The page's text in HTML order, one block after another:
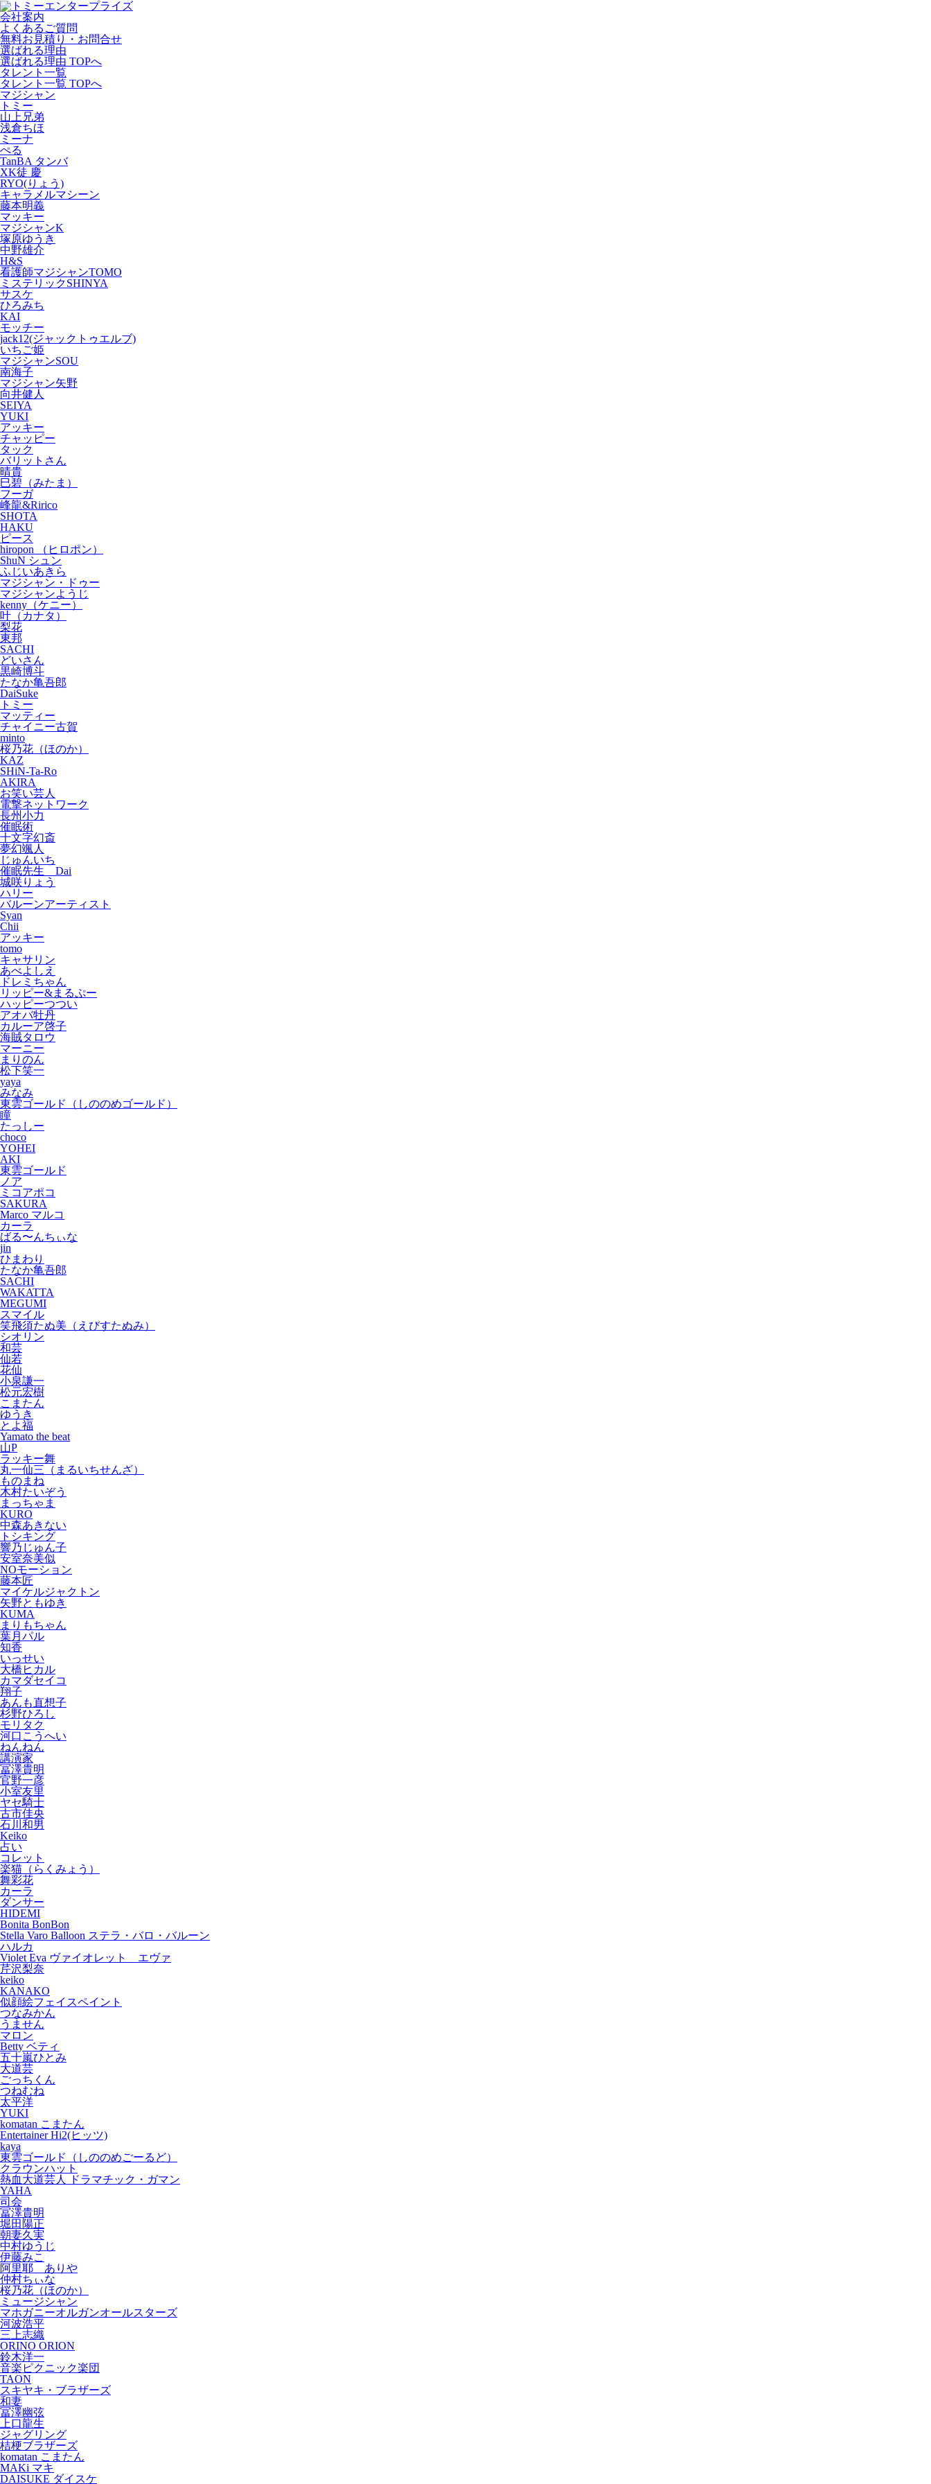
会社案内
よくあるご質問
無料お見積り・お問合せ
選ばれる理由
選ばれる理由 TOPへ
タレント一覧
タレント一覧 TOPへ
マジシャン
トミー
山上兄弟
浅倉ちほ
ミーナ
ぺる
TanBA タンバ
XK徒 慶
RYO(りょう)
キャラメルマシーン
藤本明義
マッキー
マジシャンK
塚原ゆうき
中野雄介
H&S
看護師マジシャンTOMO
ミステリックSHINYA
サスケ
ひろみち
KAI
モッチー
jack12(ジャックトゥエルブ)
いちご姫
マジシャンSOU
南海子
マジシャン矢野
向井健人
SEIYA
YUKI
アッキー
チャッピー
タック
バリットさん
晴貴
巳碧（みたま）
フーガ
峰龍&Ririco
SHOTA
HAKU
ピース
hiropon （ヒロポン）
ShuN シュン
ふじいあきら
マジシャン・ドゥー
マジシャンようじ
kenny（ケニー）
叶（カナタ）
梨花
東邦
SACHI
どいさん
黒崎博斗
たなか亀吾郎
DaiSuke
トミー
マッティー
チャイニー古賀
minto
桜乃花（ほのか）
KAZ
SHiN-Ta-Ro
AKIRA
お笑い芸人
電撃ネットワーク
長州小力
催眠術
十文字幻斎
夢幻颯人
じゅんいち
催眠先生 Dai
城咲りょう
ハリー
バルーンアーティスト
Syan
Chii
アッキー
tomo
キャサリン
あべよしえ
ドレミちゃん
リッピー&まるぷー
ハッピーつつい
アオバ牡丹
カルーア啓子
海賊タロウ
マーニー
まりのん
松下笑一
yaya
みなみ
東雲ゴールド（しののめゴールド）
瞳
たっしー
choco
YOHEI
AKI
東雲ゴールド
ノア
ミコアポコ
SAKURA
Marco マルコ
カーラ
ばる〜んちぃな
jin
ひまわり
たなか亀吾郎
SACHI
WAKATTA
MEGUMI
スマイル
笑飛須たぬ美（えびすたぬみ）
シオリン
和芸
仙若
花仙
小泉謙一
松元宏樹
こまたん
ゆうき
とよ福
Yamato the beat
山P
ラッキー舞
丸一仙三（まるいちせんざ）
ものまね
木村たいぞう
まっちゃま
KURO
中森あきない
トシキング
響乃じゅん子
安室奈美似
NOモーション
藤本匠
マイケルジャクトン
矢野ともゆき
KUMA
まりもちゃん
葉月パル
知香
いっせい
大橋ヒカル
カマダセイコ
翔子
あんも直想子
杉野ひろし
モリタク
河口こうへい
ねんねん
講演家
冨澤貴明
官野一彦
小室友里
ヤセ騎士
古市佳央
石川和男
Keiko
占い
コレット
楽猫（らくみょう）
舞彩花
カーラ
ダンサー
HIDEMI
Bonita BonBon
Stella Varo Balloon ステラ・バロ・バルーン
ハルカ
Violet Eva ヴァイオレット エヴァ
芹沢梨奈
keiko
KANAKO
似顔絵フェイスペイント
つなみかん
うません
マロン
Betty ベティ
五十嵐ひとみ
大道芸
ごっちくん
つねむね
太平洋
YUKI
komatan こまたん
Entertainer Hi2(ヒッツ)
kaya
東雲ゴールド（しののめごーるど）
クラウンハット
熱血大道芸人 ドラマチック・ガマン
YAHA
司会
冨澤貴明
堀田陽正
朝妻久実
中村ゆうじ
伊藤みこ
阿里耶 ありや
仲村ちぃな
桜乃花（ほのか）
ミュージシャン
マホガニーオルガンオールスターズ
河波浩平
三上志織
ORINO ORION
鈴木洋一
音楽ピクニック楽団
TAON
スキヤキ・ブラザーズ
和妻
冨澤幽弦
上口龍生
ジャグリング
桔梗ブラザーズ
komatan こまたん
MAKi マキ
DAISUKE ダイスケ